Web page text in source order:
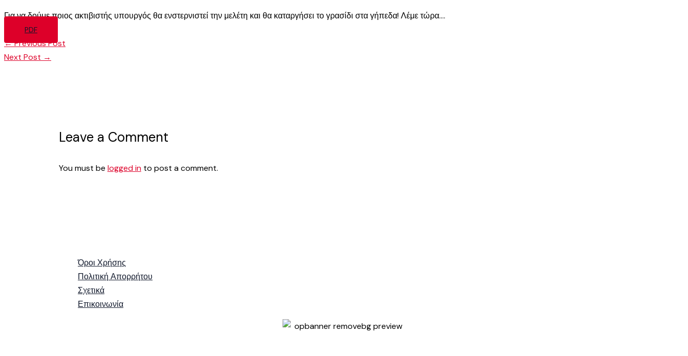
Για να δούμε ποιος ακτιβιστής υπουργός θα ενστερνιστεί την μελέτη και θα καταργήσει το γρασίδι στα γήπεδα! Λέμε τώρα….
PDF
←Previous Post
Next Post →
Leave a Comment
You must be logged into post a comment.
Όροι Χρήσης
Πολιτική Απορρήτου
Σχετικά
Επικοινωνία